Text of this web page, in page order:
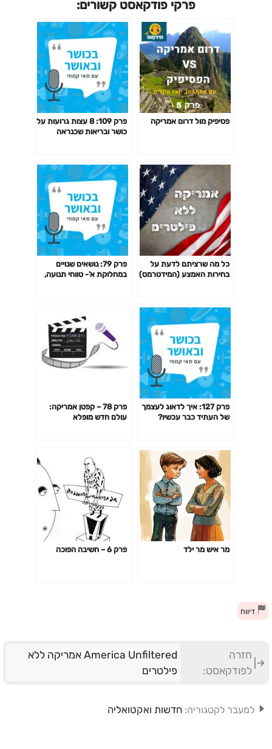
פרקי פודקאסט קשורים:
פסיפיק מול דרום אמריקה
פרק 109: 8 עצות גרועות על
כושר ובריאות שכנראה
כל מה שרציתם לדעת על
בחירות האמצע (המידטרמס)
פרק 79: נושאים שנויים
במחלוקת א'- טווחי תנועה,
פרק 127: איך לדאוג לעצמך
של העתיד כבר עכשיו?
פרק 78 – קפטן אמריקה:
עולם חדש מופלא
מר איש מר ילד פרק 6 – חשיבה הפוכה
דיווח
חזרה
לפודקאסט:
America Unfiltered אמריקה ללא
פילטרים
למעבר לקטגוריה: חדשות ואקטואליה